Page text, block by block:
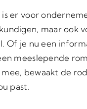
er voor
maar ook
Of je nu een
meeslepende
bewaakt de
past.